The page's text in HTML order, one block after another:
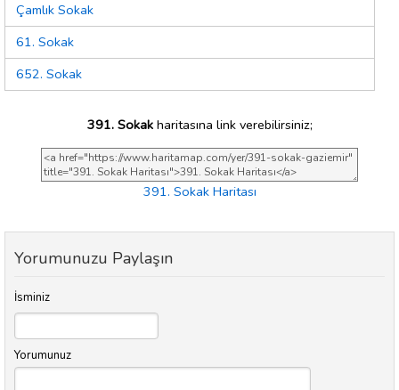
Çamlık Sokak
61. Sokak
652. Sokak
391. Sokakharitasına link verebilirsiniz;
391. Sokak Haritası
Yorumunuzu Paylaşın
İsminiz
Yorumunuz